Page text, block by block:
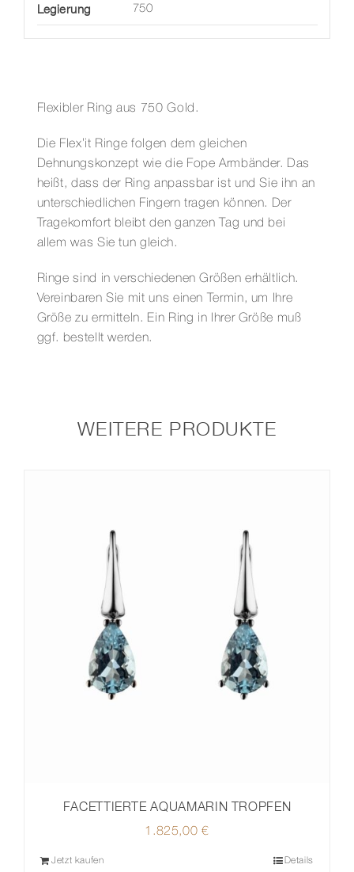
Legierung 750
Flexibler Ring aus 750 Gold.
Die Flex’it Ringe folgen dem gleichen
Dehnungskonzept wie die Fope Armbänder. Das
heißt, dass der Ring anpassbar ist und Sie ihn an
unterschiedlichen Fingern tragen können. Der
Tragekomfort bleibt den ganzen Tag und bei
allem was Sie tun gleich.
Ringe sind in verschiedenen Größen erhältlich.
Vereinbaren Sie mit uns einen Termin, um Ihre
Größe zu ermitteln. Ein Ring in Ihrer Größe muß
ggf. bestellt werden.
WEITERE PRODUKTE
FACETTIERTE AQUAMARIN TROPFEN
1.825,00€
Jetzt kaufen Details